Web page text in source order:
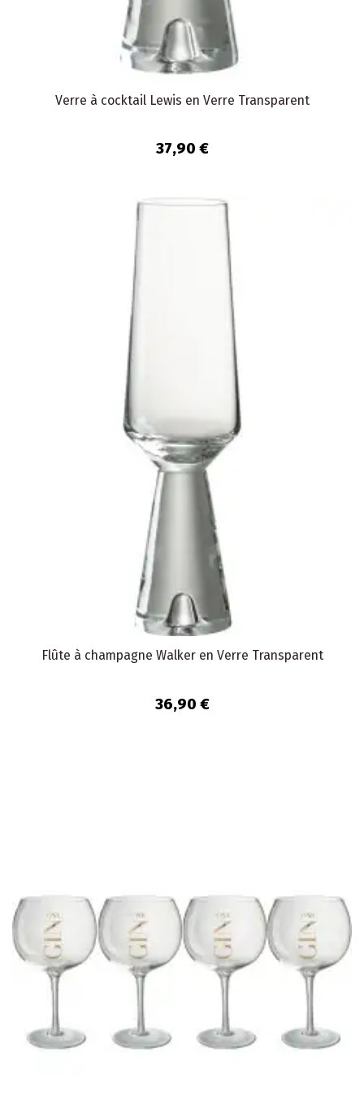
Verre à cocktail Lewis en Verre Transparent
37,90 €
Flûte à champagne Walker en Verre Transparent
36,90 €